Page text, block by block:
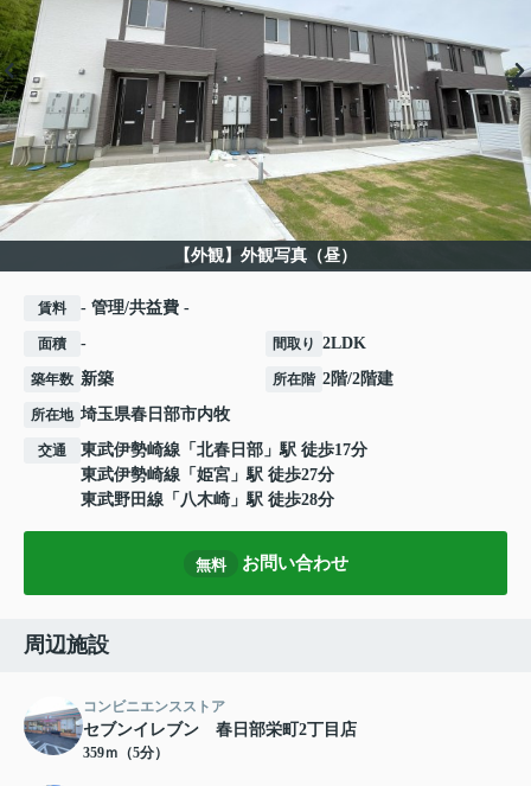
【外観】外観写真（昼）
賃料 - 管理/共益費 -
面積 - 間取り 2LDK
築年数 新築 所在階 2階/2階建
所在地 埼玉県春日部市内牧
交通 東武伊勢崎線 「 北春日部 」駅 徒歩17分
東武伊勢崎線 「 姫宮 」駅 徒歩27分
東武野田線 「 八木崎 」駅 徒歩28分
無料 お問い合わせ
周辺施設
コンビニエンスストア
セブンイレブン 春日部栄町2丁目店
359ｍ（5分）